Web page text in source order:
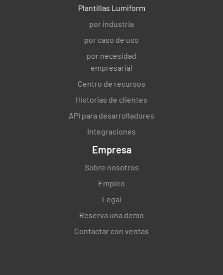
Plantillas Lumiform
por industria
por caso de uso
por necesidad
empresarial
Centro de recursos
Historias de clientes
API para desarrolladores
Integraciones
Empresa
Sobre nosotros
Empleo
Legal
Reserva una demo
Contactar con ventas